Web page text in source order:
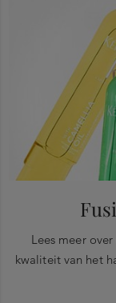
de gezondheid van
* Instrumentele test
** Instrumentele
Chroma Filler
***Instrumentele
****Instrumentele
Chroma Gloss +
Lees meer
kwaliteit van het